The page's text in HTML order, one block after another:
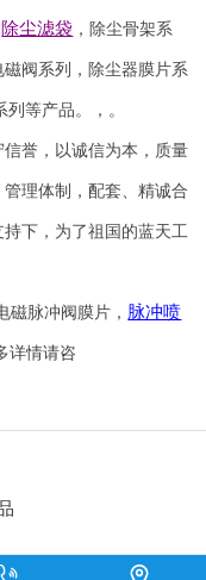
除尘滤袋 ，除尘骨架系
阀系列，除尘器膜片系
列等产品。，。
誉，以诚信为本，质量
理体制，配套、精诚合
下，为了祖国的蓝天工
磁脉冲阀膜片， 脉冲喷
详情请咨